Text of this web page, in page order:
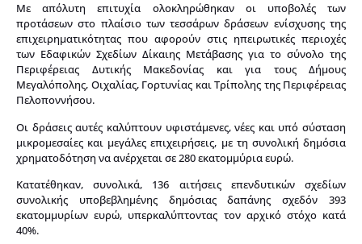
Με απόλυτη επιτυχία ολοκληρώθηκαν οι υποβολές των
προτάσεων στο πλαίσιο των τεσσάρων δράσεων ενίσχυσης της
επιχειρηματικότητας που αφορούν στις ηπειρωτικές περιοχές
των Εδαφικών Σχεδίων Δίκαιης Μετάβασης για το σύνολο της
Περιφέρειας Δυτικής Μακεδονίας και για τους Δήμους
Μεγαλόπολης, Οιχαλίας, Γορτυνίας και Τρίπολης της Περιφέρειας
Πελοποννήσου.
Οι δράσεις αυτές καλύπτουν υφιστάμενες, νέες και υπό σύσταση
μικρομεσαίες και μεγάλες επιχειρήσεις, με τη συνολική δημόσια
χρηματοδότηση να ανέρχεται σε 280 εκατομμύρια ευρώ.
Κατατέθηκαν, συνολικά, 136 αιτήσεις επενδυτικών σχεδίων
συνολικής υποβεβλημένης δημόσιας δαπάνης σχεδόν 393
εκατομμυρίων ευρώ, υπερκαλύπτοντας τον αρχικό στόχο κατά
40%.